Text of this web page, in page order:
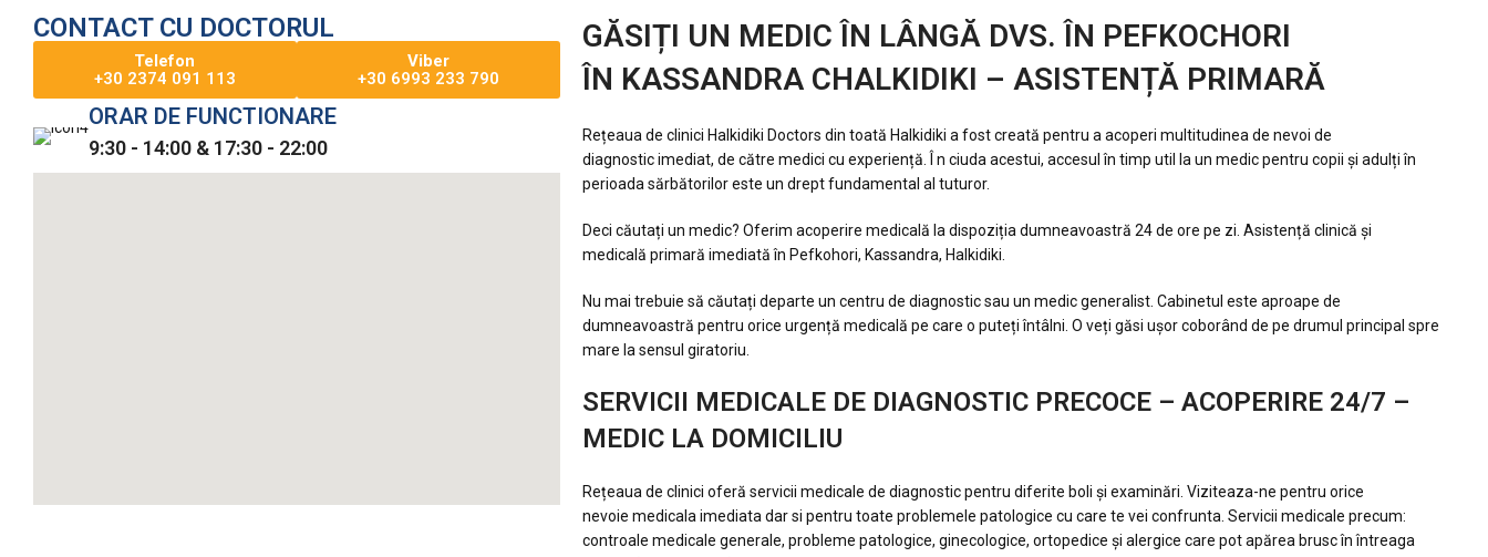
CONTACT CU DOCTORUL
Telefon
+30 2374 091 113
Viber
+30 6993 233 790
ORAR DE FUNCTIONARE
9:30 - 14:00 & 17:30 - 22:00
GĂSIȚI UN MEDIC ÎN LÂNGĂ DVS. ÎN PEFKOCHORI
ÎN KASSANDRA CHALKIDIKI – ASISTENȚĂ PRIMARĂ
Rețeaua de clinici Halkidiki Doctors din toată Halkidiki a fostcreată pentru a acoperi multitudinea de nevoi de
diagnosticimediat, de către medici cu experiență. Î n ciuda acestui, accesul în timp util la un medic pentru copii și adulți în
perioada sărbătorilor este un drept fundamental al tuturor.
Deci căutați un medic? Oferim acoperire medicală la dispoziția dumneavoastră 24 de ore pe zi. Asistență clinică și
medicală primară imediată în Pefkohori, Kassandra, Halkidiki.
Nu mai trebuie să căutați departe un centru de diagnostic sau un medic generalist. Cabinetul este aproape de
dumneavoastră pentru orice urgență medicală pe care o puteți întâlni. O veți găsi ușor coborând de pe drumul principal spre
mare la sensul giratoriu.
SERVICII MEDICALE DE DIAGNOSTIC PRECOCE – ACOPERIRE 24/7 –
MEDIC LA DOMICILIU
Rețeaua de clinici oferă servicii medicale de diagnostic pentru diferite boli și examinări. Viziteaza-ne pentru orice
nevoie medicala imediata dar si pentru toate problemele patologice cu care te vei confrunta. Servicii medicale precum:
controale medicale generale, probleme patologice, ginecologice, ortopedice și alergice care pot apărea brusc în întreaga